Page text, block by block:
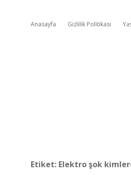
Anasayfa Gizlilik Politikası
Etiket: Elektro şok